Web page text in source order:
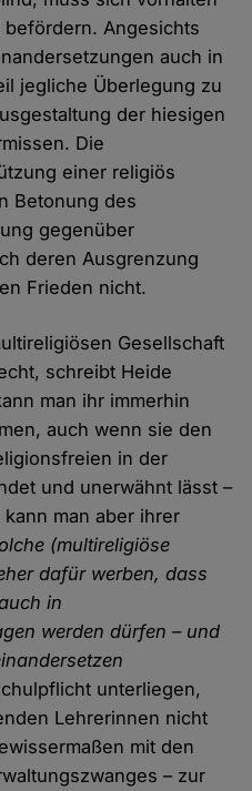
Angesichts
auch in
jegliche Überlegung zu
der hiesigen
Die
einer religiös
Betonung des
gegenüber
deren Ausgrenzung
Frieden nicht.
Gesellschaft
schreibt Heide
man ihr immerhin
auch wenn sie den
in der
und unerwähnt lässt –
man aber ihrer
(multireligiöse
dafür werben, dass
in
werden dürfen – und
unterliegen,
Lehrerinnen nicht
mit den
– zur